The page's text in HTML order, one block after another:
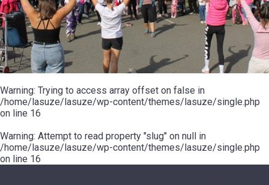
20ÈME
SIÈCLE
RÉUNIONS
DU
CONSEIL
MUNICIPAL
ARRÊTÉS
ET
DÉCISIONS
DU
MAIRE
MOT
DE
LA
MINORITÉ
LES
ÉCOLES
/
LE
COLLÈGE
ESPACE
JEUNES
11
18
:
ASSOCIATION
COULÉE
DOUCE
ENVIRONNEMENT
L'EAU
ET
L'ASSAINISSEMENT
LA
RÉSIDENCE
AUTONOMIE
LE
CCAS
LA
POLICE
SÉCURITÉ
/
RISQUES
MAJEURS
DE
MUSIQUE
L'ÉCOLE
COMMUNAUTAIRE
DE
DANSE
LA
PISCINE
ASSOCIATIONS
VOIE
VERTE
VISITES
ET
DÉCOUVERTES
LES
RANDONNÉES
LE
POUR
CAMPING-
CARS
TENTES
CARAVANES
LA
HALTE
FLUVIALE
Warning: Trying to access array offset on false in
/home/lasuze/lasuze/wp-content/themes/lasuze/single.php
on line 16
Warning: Attempt to read property "slug" on null in
/home/lasuze/lasuze/wp-content/themes/lasuze/single.php
on line 16